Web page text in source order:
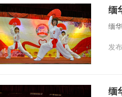
缅
缅
发
缅